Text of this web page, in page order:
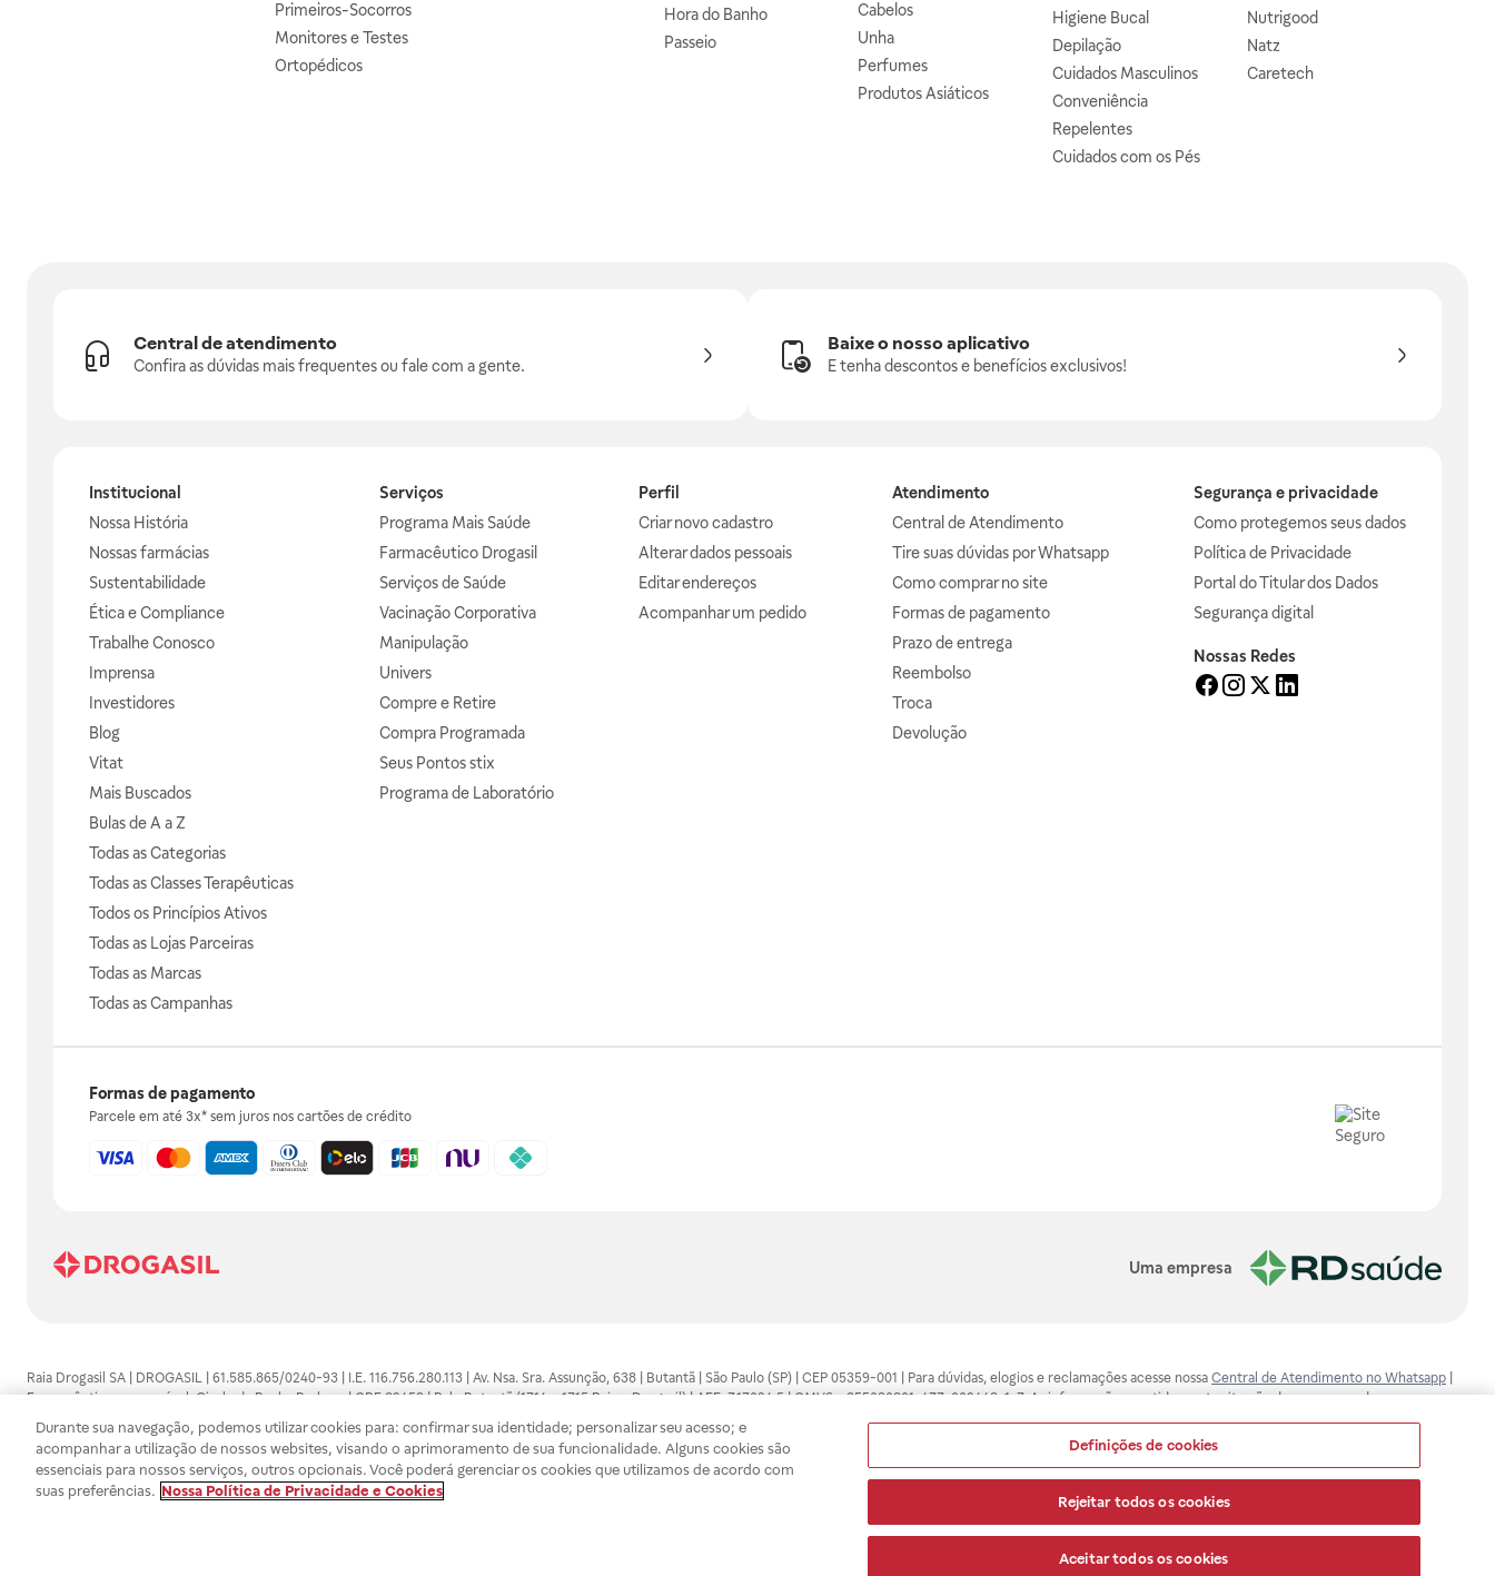
Primeiros-Socorros
Monitores e Testes
Ortopédicos
Hora do Banho
Passeio
Cabelos
Unha
Perfumes
Produtos Asiáticos
Higiene Bucal
Depilação
Cuidados Masculinos
Conveniência
Repelentes
Cuidados com os Pés
Nutrigood
Natz
Caretech
Central de atendimento
Confira as dúvidas mais frequentes ou fale com a gente.
Baixe o nosso aplicativo
E tenha descontos e benefícios exclusivos!
Institucional
Nossa História
Nossas farmácias
Sustentabilidade
Ética e Compliance
Trabalhe Conosco
Imprensa
Investidores
Blog
Vitat
Mais Buscados
Bulas de A a Z
Todas as Categorias
Todas as Classes Terapêuticas
Todos os Princípios Ativos
Todas as Lojas Parceiras
Todas as Marcas
Todas as Campanhas
Serviços
Programa Mais Saúde
Farmacêutico Drogasil
Serviços de Saúde
Vacinação Corporativa
Manipulação
Univers
Compre e Retire
Compra Programada
Seus Pontos stix
Programa de Laboratório
Perfil
Criar novo cadastro
Alterar dados pessoais
Editar endereços
Acompanhar um pedido
Atendimento
Central de Atendimento
Tire suas dúvidas por Whatsapp
Como comprar no site
Formas de pagamento
Prazo de entrega
Reembolso
Troca
Devolução
Segurança e privacidade
Como protegemos seus dados
Política de Privacidade
Portal do Titular dos Dados
Segurança digital
Nossas Redes
Formas de pagamento
Parcele em até 3x* sem juros nos cartões de crédito
Uma empresa
Raia Drogasil SA | DROGASIL | 61.585.865/0240-93 | I.E. 116.756.280.113 | Av. Nsa. Sra. Assunção, 638 | Butantã | São Paulo (SP) | CEP 05359-001 | Para dúvidas, elogios e reclamações acesse nossa Central de Atendimento no Whatsapp
Farmacêutico responsável: Gisele da Penha Barbosa | CRF 89453 | Polo Butantã (1714 e 1715 Raia e Drogasil) | AFE: 7.17094.5 | CMVS - 355030801-477-002443-1-7. As informações contidas neste site não devem ser usadas para
automedicação e não substituem, em hipótese alguma, as orientações dadas pelo profissional da área médica. Somente o médico está apto a diagnosticar qualquer problema de saúde e prescrever o tratamento adequado. Ao
persistirem os sintomas, um médico deverá ser consultado. Os preços e promoções divulgados no site são válidos apenas para compras feitas pela internet. Maiores esclarecimentos, consultar o site: www.anvisa.gov.br. A Raia Drogasil
SA trabalha com as tecnologias mais avançadas de proteção de dados, para que você possa realizar suas compras com tranquilidade. A privacidade e a segurança dos clientes são compromissos da Raia Drogasil SA. Todos os pedidos
efetuados estão sujeitos à confirmação da disponibilidade de produto em nosso estoque.
Durante sua navegação, podemos utilizar cookies para: confirmar sua identidade; personalizar seu acesso; e
acompanhar a utilização de nossos websites, visando o aprimoramento de sua funcionalidade. Alguns cookies são
essenciais para nossos serviços, outros opcionais. Você poderá gerenciar os cookies que utilizamos de acordo com
suas preferências. Nossa Política de Privacidade e Cookies
Definições de cookies
Rejeitar todos os cookies
Aceitar todos os cookies